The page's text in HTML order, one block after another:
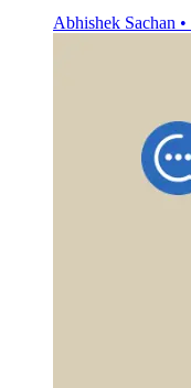
Abhishek Sachan •